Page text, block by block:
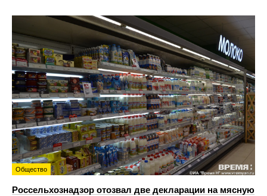
Общество
Россельхознадзор отозвал две декларации на мясную